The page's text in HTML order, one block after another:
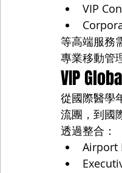
VIP
等高端服務
專業移動管
VIP
從國際醫學
流團，到國
透過整合：
Airport